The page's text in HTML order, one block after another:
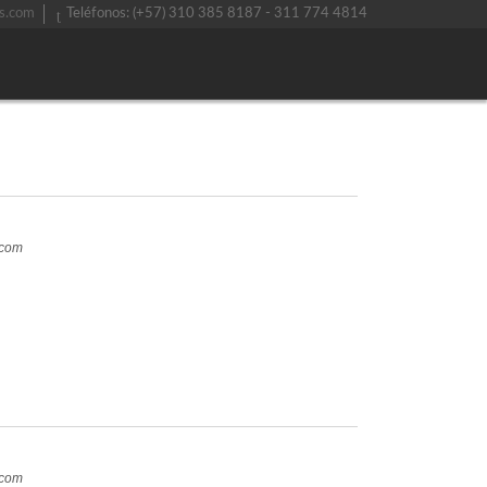
Teléfonos: (+57) 310 385 8187 - 311 774 4814